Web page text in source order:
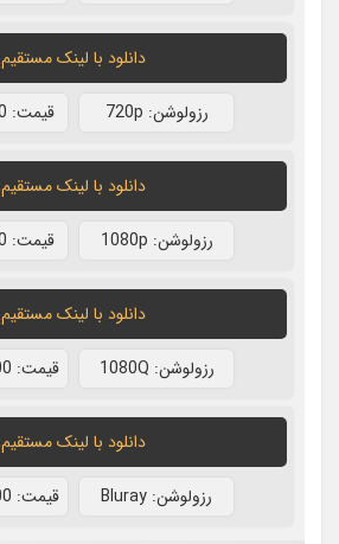
دانلود با لينک مستقيم
رزولوشن: 720p قيمت: 8500 تومان
دانلود با لينک مستقيم
رزولوشن: 1080p قيمت: 9500 تومان
دانلود با لينک مستقيم
رزولوشن: 1080Q قيمت: 10000 تومان
دانلود با لينک مستقيم
رزولوشن: Bluray قيمت: 12000 تومان